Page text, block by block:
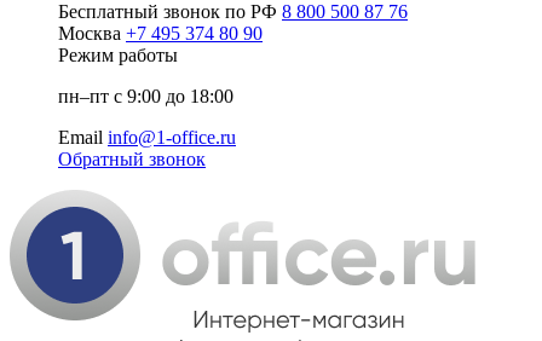
Бесплатный звонок по РФ 8 800 500 87 76
Москва +7 495 374 80 90
Режим работы
пн–пт с 9:00 до 18:00
Email info@1-office.ru
Обратный звонок